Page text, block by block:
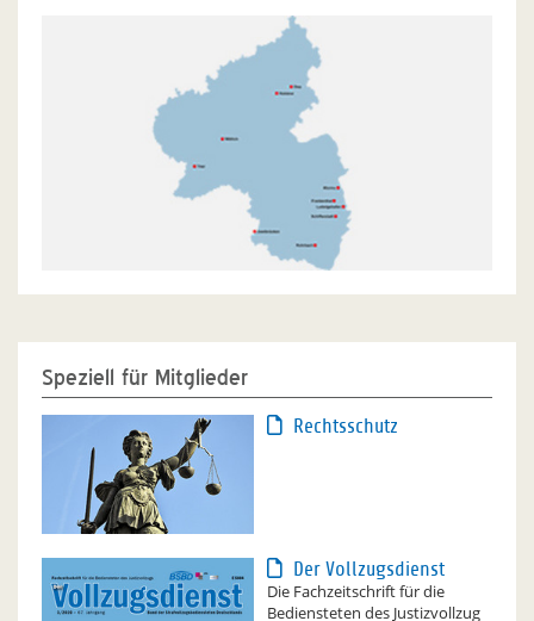
Speziell für Mitglieder
Rechtsschutz
Der Vollzugsdienst
Die Fachzeitschrift für die
Bediensteten des Justizvollzug